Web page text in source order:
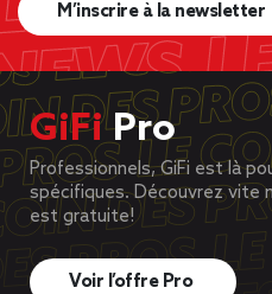
M’inscrire à la newsletter
GiFiPro
Professionnels, GiFi est là
spécifiques. Découvrez vite
est gratuite!
Voir l’offre Pro